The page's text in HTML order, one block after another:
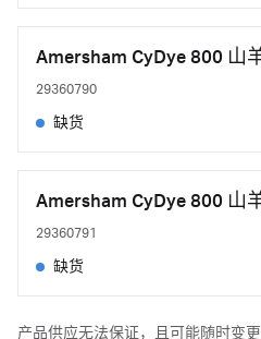
Amersham CyDye 800 山
29360790
缺货
Amersham CyDye 800 山
29360791
缺货
产品供应无法保证，且可能随时变更